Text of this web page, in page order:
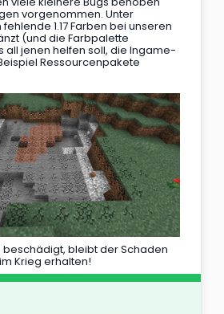
vorgenommen. Unter
1.17 Farben bei unseren
(und die Farbpalette
all jenen helfen soll, die Ingame-
Ressourcenpakete
beschädigt, bleibt der Schaden
im Krieg erhalten!